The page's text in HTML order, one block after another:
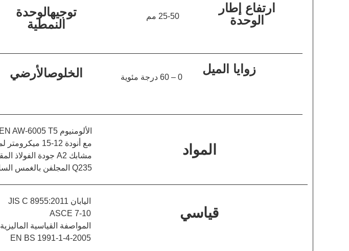
ارتفاع إطار
الوحدة
25-50 مم
توجيهالوحدة
النمطية
زوايا الميل
0 – 60 درجة مئوية الخلوصالأرضي
المواد
الألومنيوم EN AW-6005 T5
مع أنودة 12-15 ميكرومتر لمقاومة التآكل
مشابك A2 جودة الفولاذ المقاوم للصدأ 304/410
Q235 المجلفن بالغمس الساخن
قياسي
اليابان JIS C 8955:2011
ASCE 7-10
المواصفة القياسية الماليزية 1553-2002
EN BS 1991-1-4-2005